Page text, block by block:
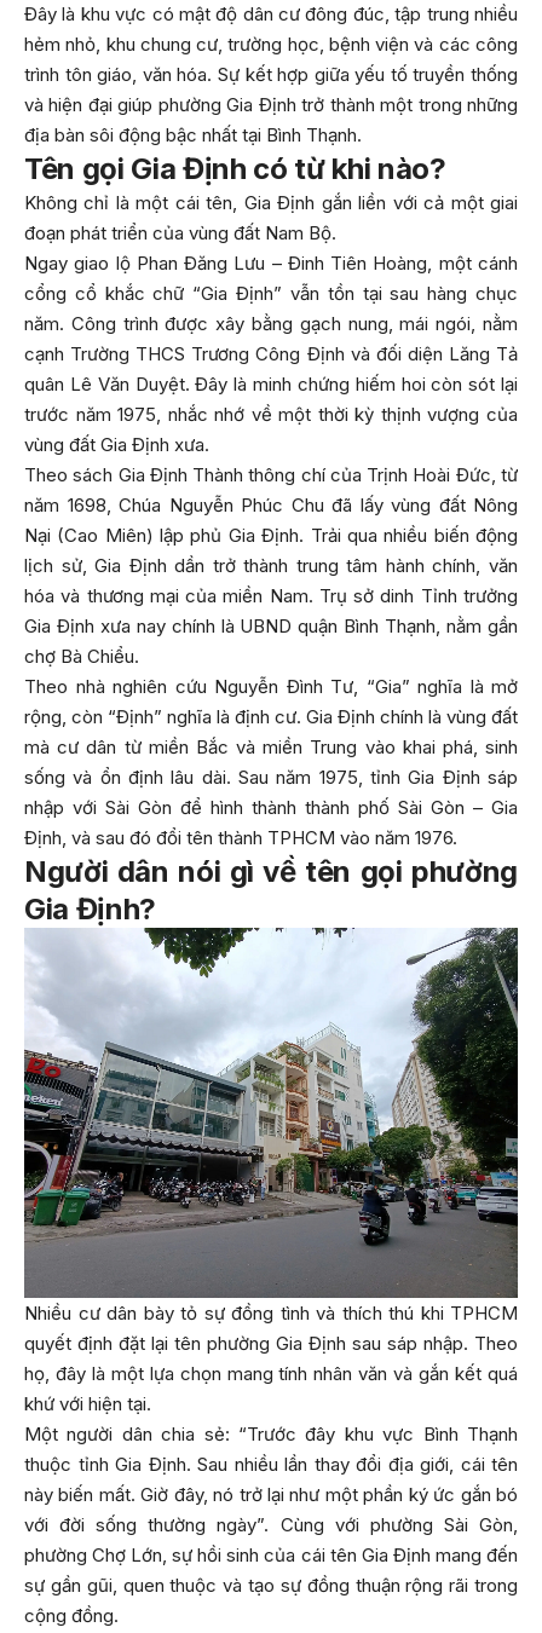
Đây là khu vực có mật độ dân cư đông đúc, tập trung nhiều
hẻm nhỏ, khu chung cư, trường học, bệnh viện và các công
trình tôn giáo, văn hóa. Sự kết hợp giữa yếu tố truyền thống
và hiện đại giúp phường Gia Định trở thành một trong những
địa bàn sôi động bậc nhất tại Bình Thạnh.
Tên gọi Gia Định có từ khi nào?
Không chỉ là một cái tên, Gia Định gắn liền với cả một giai
đoạn phát triển của vùng đất Nam Bộ.
Ngay giao lộ Phan Đăng Lưu – Đinh Tiên Hoàng, một cánh
cổng cổ khắc chữ “Gia Định” vẫn tồn tại sau hàng chục
năm. Công trình được xây bằng gạch nung, mái ngói, nằm
cạnh Trường THCS Trương Công Định và đối diện Lăng Tả
quân Lê Văn Duyệt. Đây là minh chứng hiếm hoi còn sót lại
trước năm 1975, nhắc nhớ về một thời kỳ thịnh vượng của
vùng đất Gia Định xưa.
Theo sách Gia Định Thành thông chí của Trịnh Hoài Đức, từ
năm 1698, Chúa Nguyễn Phúc Chu đã lấy vùng đất Nông
Nại (Cao Miên) lập phủ Gia Định. Trải qua nhiều biến động
lịch sử, Gia Định dần trở thành trung tâm hành chính, văn
hóa và thương mại của miền Nam. Trụ sở dinh Tỉnh trưởng
Gia Định xưa nay chính là UBND quận Bình Thạnh, nằm gần
chợ Bà Chiểu.
Theo nhà nghiên cứu Nguyễn Đình Tư, “Gia” nghĩa là mở
rộng, còn “Định” nghĩa là định cư. Gia Định chính là vùng đất
mà cư dân từ miền Bắc và miền Trung vào khai phá, sinh
sống và ổn định lâu dài. Sau năm 1975, tỉnh Gia Định sáp
nhập với Sài Gòn để hình thành thành phố Sài Gòn – Gia
Định, và sau đó đổi tên thành TPHCM vào năm 1976.
Người dân nói gì về tên gọi phường
Gia Định?
Nhiều cư dân bày tỏ sự đồng tình và thích thú khi TPHCM
quyết định đặt lại tên phường Gia Định sau sáp nhập. Theo
họ, đây là một lựa chọn mang tính nhân văn và gắn kết quá
khứ với hiện tại.
Một người dân chia sẻ: “Trước đây khu vực Bình Thạnh
thuộc tỉnh Gia Định. Sau nhiều lần thay đổi địa giới, cái tên
này biến mất. Giờ đây, nó trở lại như một phần ký ức gắn bó
với đời sống thường ngày”. Cùng với phường Sài Gòn,
phường Chợ Lớn, sự hồi sinh của cái tên Gia Định mang đến
sự gần gũi, quen thuộc và tạo sự đồng thuận rộng rãi trong
cộng đồng.